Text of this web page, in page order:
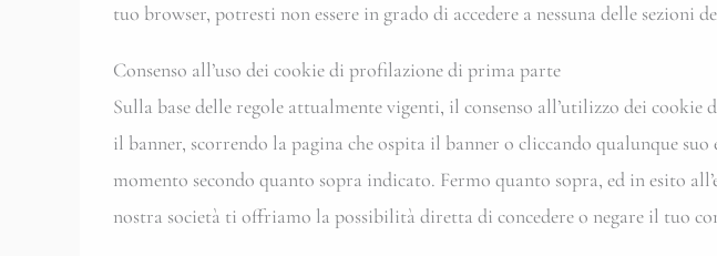
tuo browser, potresti non essere in grado di accedere a nessuna delle sezioni
Consenso all’uso dei cookie di profilazione di prima parte
Sulla base delle regole attualmente vigenti, il consenso all’utilizzo dei
il banner, scorrendo la pagina che ospita il banner o cliccando qualunque
momento secondo quanto sopra indicato. Fermo quanto sopra, ed in esito
nostra società ti offriamo la possibilità diretta di concedere o negare il tuo